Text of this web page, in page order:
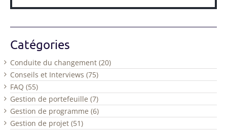
Catégories
Conduite du changement (20)
Conseils et Interviews (75)
FAQ (55)
Gestion de portefeuille (7)
Gestion de programme (6)
Gestion de projet (51)